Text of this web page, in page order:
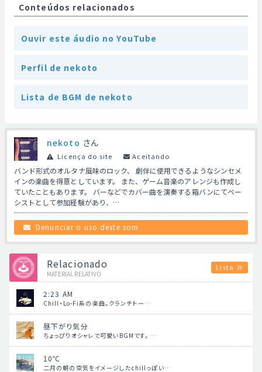
Conteúdos relacionados
Ouvir este áudio no YouTube
Perfil de nekoto
Lista de BGM de nekoto
nekoto さん
Licença do site Aceitando
バンド形式のオルタナ風味のロック、 劇伴に使用できるようなシンセメ
インの楽曲を得意としています。 また、ゲーム音楽のアレンジも作成し
ていたこともあります。 バーなどでカバー曲を演奏する箱バンにてベー
シストとして参加経験があり、…
Denunciar o uso deste som
Relacionado
MATERIAL RELATIVO
Lista
2:23 AM
Chill・Lo-Fi系の楽曲。クランチトー…
昼下がり気分
ちょっぴりオシャレで可愛いBGMです。 …
10℃
二月の朝の空気をイメージしたchillっぽい…